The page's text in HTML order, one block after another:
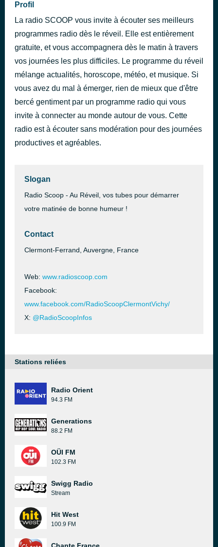
Sugar (StadiumX Radio Version)
Robin Schulz;Francesco Yates;Stadiumx
Opalite
Taylor Swift
il y a 45 minutes
Cake by the Ocean
DNCE
Profil
La radio SCOOP vous invite à écouter ses meilleurs
programmes radio dès le réveil. Elle est entièrement
gratuite, et vous accompagnera dès le matin à travers
vos journées les plus difficiles. Le programme du réveil
mélange actualités, horoscope, météo, et musique. Si
vous avez du mal à émerger, rien de mieux que d'être
bercé gentiment par un programme radio qui vous
invite à connecter au monde autour de vous. Cette
radio est à écouter sans modération pour des journées
productives et agréables.
Slogan
Radio Scoop - Au Réveil, vos tubes pour démarrer
votre matinée de bonne humeur !
Contact
Clermont-Ferrand, Auvergne, France
Web: www.radioscoop.com
Facebook:
www.facebook.com/RadioScoopClermontVichy/
X: @RadioScoopInfos
Stations reliées
Radio Orient
94.3 FM
Generations
88.2 FM
OÜI FM
102.3 FM
Swigg Radio
Stream
Hit West
100.9 FM